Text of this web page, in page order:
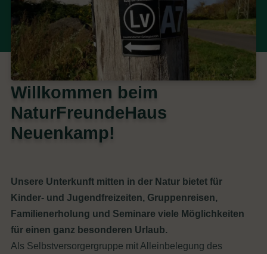
Willkommen beim
NaturFreundeHaus
Neuenkamp!
Unsere Unterkunft mitten in der Natur bietet für
Kinder- und Jugendfreizeiten, Gruppenreisen,
Familienerholung und Seminare viele Möglichkeiten
für einen ganz besonderen Urlaub.
Als Selbstversorgergruppe mit Alleinbelegung des